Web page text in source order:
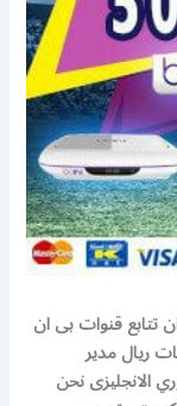
تتابع قنوات بى ان
ريال مدير
الانجليزى نحن